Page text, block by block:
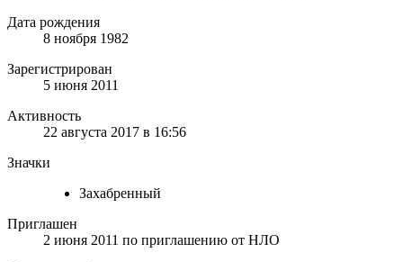
Дата рождения
8 ноября 1982
Зарегистрирован
5 июня 2011
Активность
22 августа 2017 в 16:56
Значки
Захабренный
Приглашен
2 июня 2011 по приглашению от НЛО